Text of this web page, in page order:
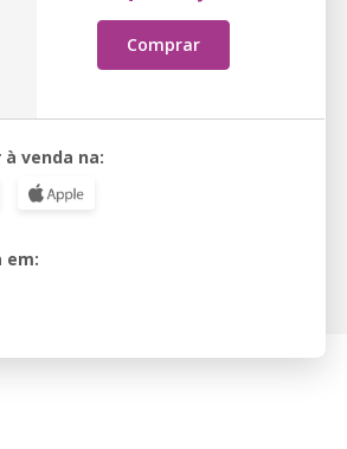
Comprar
venda na:
em: